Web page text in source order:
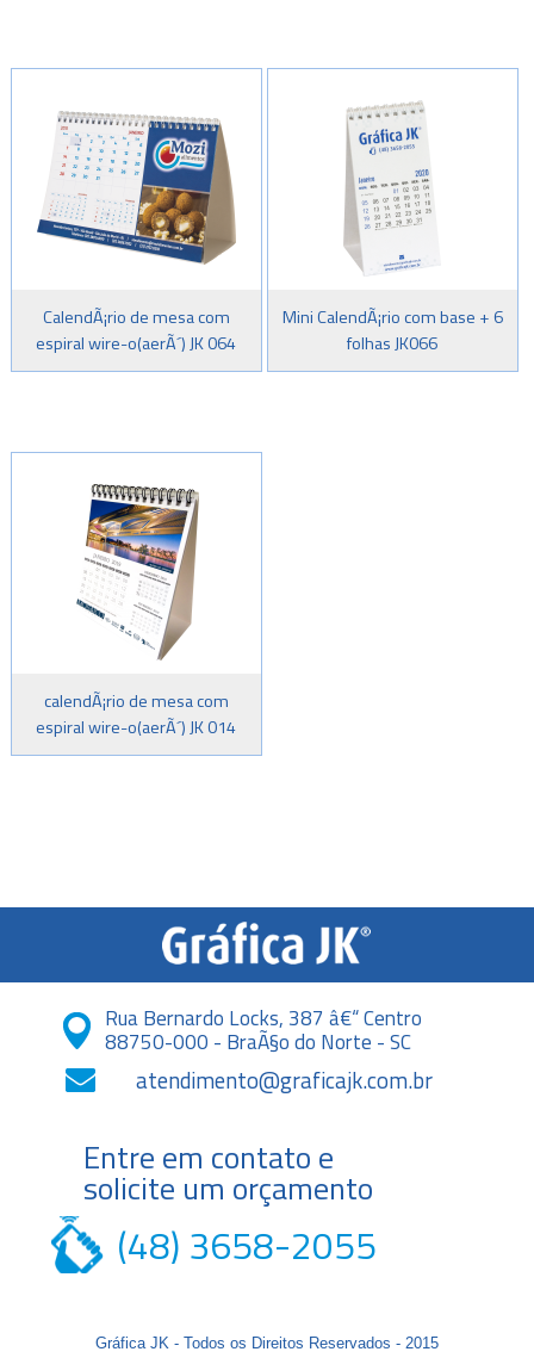
CalendÃ¡rio de mesa com
espiral wire-o(aerÃ´) JK 064
Mini CalendÃ¡rio com base + 6
folhas JK066
calendÃ¡rio de mesa com
espiral wire-o(aerÃ´) JK 014
Rua Bernardo Locks, 387 â€“ Centro
88750-000 - BraÃ§o do Norte - SC
atendimento@graficajk.com.br
Entre em contato e
solicite um orçamento
(48) 3658-2055
Gráfica JK - Todos os Direitos Reservados - 2015